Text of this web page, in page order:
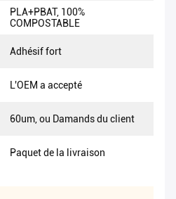
PLA+PBAT, 100%
COMPOSTABLE
Adhésif fort
L'OEM a accepté
60um, ou Damands du client
Paquet de la livraison